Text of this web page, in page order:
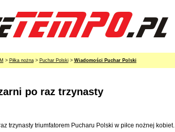
> Piłka nożna> Puchar Polski> Wiadomości Puchar Polski
po raz trzynasty
trzynasty triumfatorem Pucharu Polski w piłce nożnej kobiet.